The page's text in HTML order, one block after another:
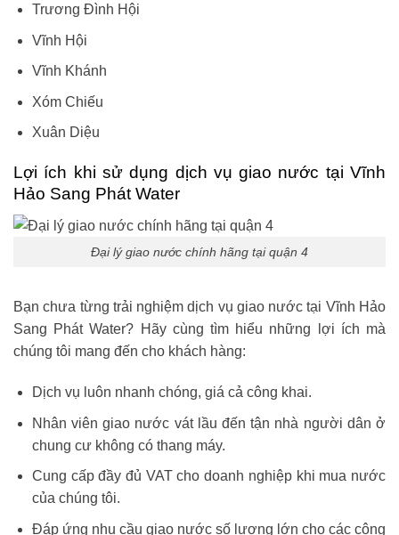
Trương Đình Hội
Vĩnh Hội
Vĩnh Khánh
Xóm Chiếu
Xuân Diệu
Lợi ích khi sử dụng dịch vụ giao nước tại Vĩnh
Hảo Sang Phát Water
Đại lý giao nước chính hãng tại quận 4
Bạn chưa từng trải nghiệm dịch vụ giao nước tại Vĩnh Hảo
Sang Phát Water? Hãy cùng tìm hiểu những lợi ích mà
chúng tôi mang đến cho khách hàng:
Dịch vụ luôn nhanh chóng, giá cả công khai.
Nhân viên giao nước vát lầu đến tận nhà người dân ở
chung cư không có thang máy.
Cung cấp đầy đủ VAT cho doanh nghiệp khi mua nước
của chúng tôi.
Đáp ứng nhu cầu giao nước số lượng lớn cho các công